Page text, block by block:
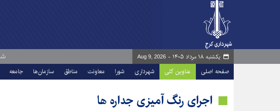
یکشنبه ۱۸ مرداد ۱۴۰۵ - Aug 9, 2026
صفحه اصلی عناوین کلی شهرداری شورا معاونت مناطق سازمان‌ها جامعه
اجرای رنگ آمیزی جداره ها